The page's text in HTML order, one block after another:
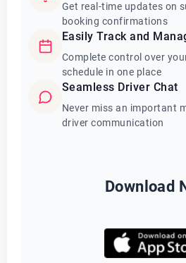
Get real-time updates on
booking confirmations
Easily Track and
Complete control over
schedule in one place
Seamless Driver Chat
Never miss an important
driver communication
Download